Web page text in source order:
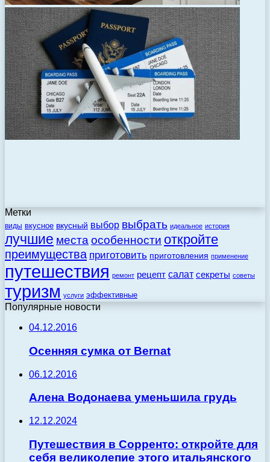
Метки
виды вкусное вкусный выбор выбрать идеальное история
лучшие места особенности откройте
преимущества приготовить приготовления применение
путешествия ремонт рецепт салат секреты советы
туризм услуги эффективные
Популярные новости
04.12.2016
Осенняя сумка от Bernat
06.12.2016
Алена Водонаева уменьшила грудь
12.12.2024
Путешествия в Сорренто: откройте для
себя великолепие этого итальянского